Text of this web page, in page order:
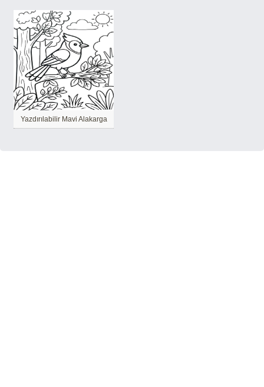
Yazdırılabilir Mavi Alakarga